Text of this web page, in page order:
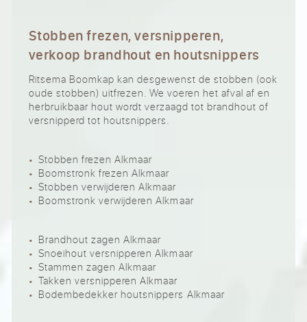
Stobben frezen, versnipperen,
verkoop brandhout en houtsnippers
Ritsema Boomkap kan desgewenst de stobben (ook
oude stobben) uitfrezen. We voeren het afval af en
herbruikbaar hout wordt verzaagd tot brandhout of
versnipperd tot houtsnippers.
Stobben frezen Alkmaar
Boomstronk frezen Alkmaar
Stobben verwijderen Alkmaar
Boomstronk verwijderen Alkmaar
Brandhout zagen Alkmaar
Snoeihout versnipperen Alkmaar
Stammen zagen Alkmaar
Takken versnipperen Alkmaar
Bodembedekker houtsnippers Alkmaar